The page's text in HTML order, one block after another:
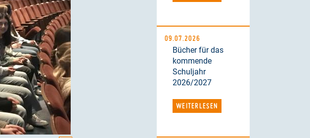
09.07.2026
Bücher für das
kommende
Schuljahr
2026/2027
WEITERLESEN